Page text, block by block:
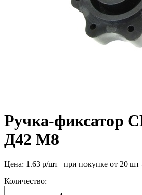
Ручка-фиксатор
Д42 М8
Цена: 1.63 р/шт | при покупке от 20 шт
Количество: